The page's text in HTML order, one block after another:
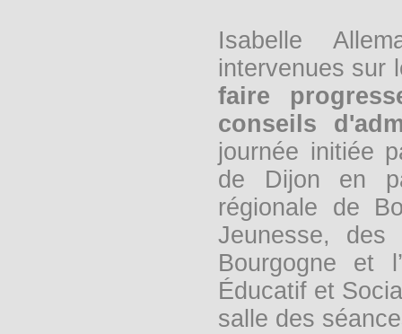
Isabelle
intervenues sur
faire
conseils
journée initiée
de Dijon en
régionale de
Jeunesse,
Bourgogne et
Éducatif et
salle des